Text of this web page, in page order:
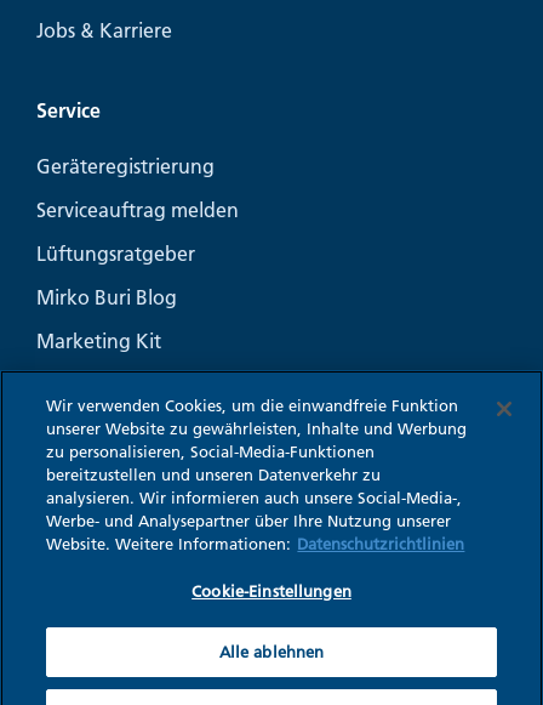
Jobs & Karriere
Service
Geräteregistrierung
Serviceauftrag melden
Lüftungsratgeber
Mirko Buri Blog
Marketing Kit
Impressum
Datenschutz
WESCO - Eine Marke der Franke Gruppe
Wir verwenden Cookies, um die einwandfreie Funktion
unserer Website zu gewährleisten, Inhalte und Werbung
zu personalisieren, Social-Media-Funktionen
bereitzustellen und unseren Datenverkehr zu
analysieren. Wir informieren auch unsere Social-Media-,
Werbe- und Analysepartner über Ihre Nutzung unserer
Website. Weitere Informationen: Datenschutzrichtlinien
Cookie-Einstellungen
Alle ablehnen